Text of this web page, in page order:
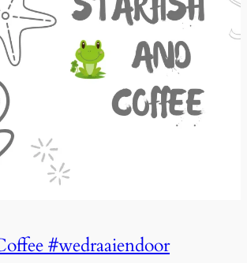
#wedraaiendoor